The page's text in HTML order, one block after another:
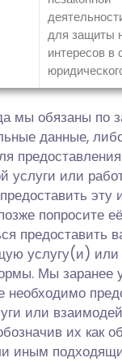
для защиты
интересов в
мы обязаны по
данные,
услуги или
попросите
предоставить
услугу(и) или
Мы заранее
необходимо
или
их как
иным